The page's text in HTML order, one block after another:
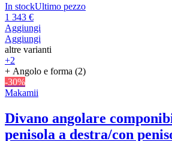
In stockUltimo pezzo
1 343 €
Aggiungi
Aggiungi
altre varianti
+2
+ Angolo e forma (2)
-30%
Makamii
Divano angolare
penisola a destra/con